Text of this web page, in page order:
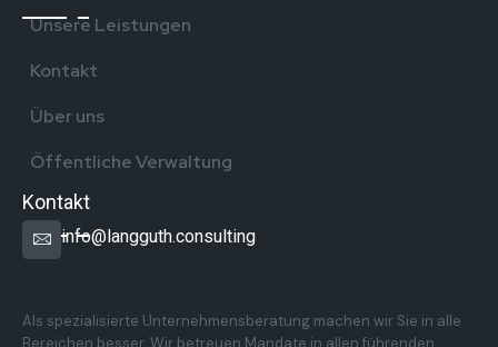
Unsere Leistungen
Kontakt
Über uns
Öffentliche Verwaltung
Kontakt
info@langguth.consulting
Als spezialisierte Unternehmensberatung machen wir Sie in alle
Bereichen besser. Wir betreuen Mandate in allen führenden